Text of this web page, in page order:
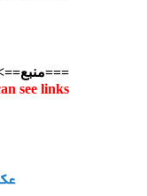
see links.